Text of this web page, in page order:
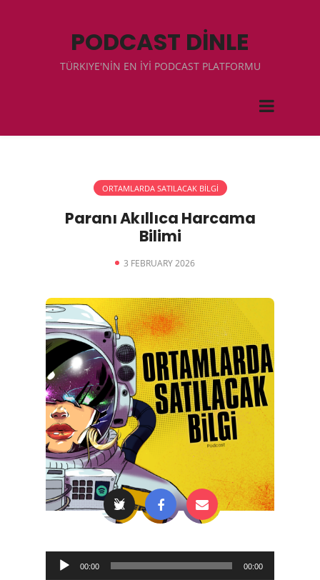
PODCAST DİNLE
TÜRKIYE'NİN EN İYİ PODCAST PLATFORMU
ORTAMLARDA SATILACAK BİLGİ
Paranı Akıllıca Harcama
Bilimi
3 FEBRUARY 2026
Audio
Player
00:00 00:00